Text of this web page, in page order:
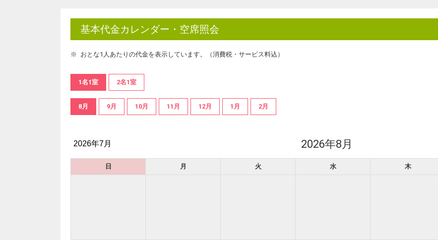
基本代金カレンダー・空席照会
おとな1人あたりの代金を表示しています。（消費税・サービス料込）
1名1室 2名1室
8月 9月 10月 11月 12月 1月 2月
2026年7月 2026年8月
日 月 火 水 木